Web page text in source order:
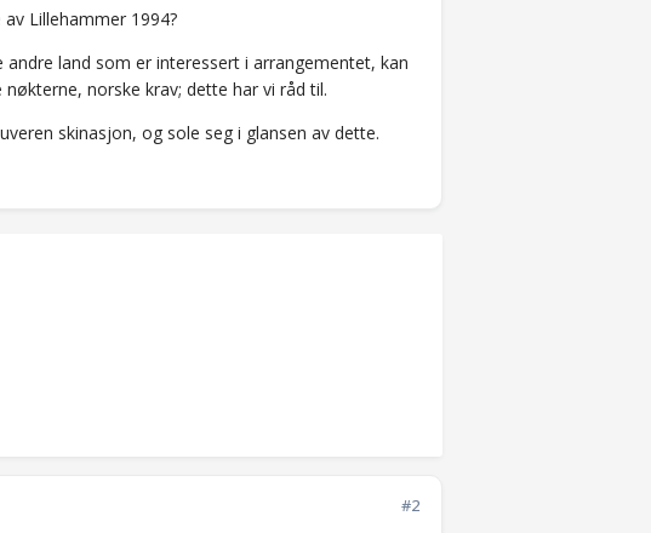
Lillehammer 1994?
land som er interessert i arrangementet, kan
norske krav; dette har vi råd til.
skinasjon, og sole seg i glansen av dette.
#2